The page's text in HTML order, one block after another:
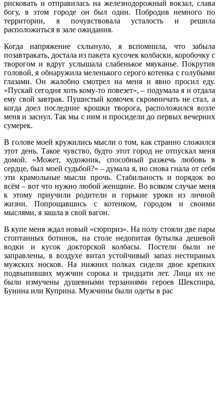
рисковать и отправилась на железнодорожный вокзал, слава
богу, в этом городе он был один. Побродив немного по
территории, я почувствовала усталость и решила
расположиться в зале ожидания.
Когда напряжение схлынуло, я вспомнила, что забыла
позавтракать, достала из пакета кусочек колбаски, коробочку с
творогом и вдруг услышала слабенькое мяуканье. Покрутив
головой, я обнаружила меленького серого котенка с голубыми
глазами. Он жалобно смотрел на меня и явно просил еду.
«Пускай сегодня хоть кому-то повезет», – подумала я и отдала
ему свой завтрак. Пушистый комочек скромничать не стал, а
когда доел последние крошки творога, расположился возле
меня и заснул. Так мы с ним и просидели до первых вечерних
сумерек.
В голове моей кружились мысли о том, как странно сложился
этот день. Такое чувство, будто этот город не отпускал меня
домой. «Может, художник, способный разжечь любовь в
сердце, был моей судьбой?» – думала я, но снова гнала от себя
эти крамольные мысли прочь. Стабильность и порядок во
всём – вот что нужно любой женщине. Во всяком случае меня
к этому приучили родители и горькие уроки из личной
жизни. Попрощавшись с котенком, городом и своими
мыслями, я зашла в свой вагон.
В купе меня ждал новый «сюрприз». На полу стояли две пары
стоптанных ботинок, на столе недопитая бутылка дешевой
водки и кусок докторской колбасы. Постели были не
заправлены, в воздухе витал устойчивый запах нестираных
мужских носков. На нижних полках сидели двое крепких
подвыпивших мужчин сорока и тридцати лет. Лица их не
были измучены душевными терзаниями героев Шекспира,
Бунина или Куприна. Мужчины были одеты в рас